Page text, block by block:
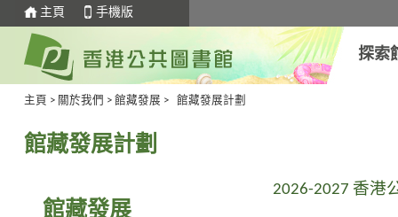
主頁 手機版
探索
主頁 > 關於我們 > 館藏發展 > 館藏發展計劃
館藏發展計劃
館藏發展
2026-2027 香港